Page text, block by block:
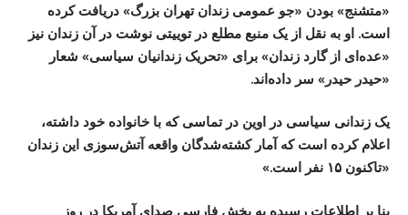
«متشنج» بودن «جو عمومی زندان تهران بزرگ» دریافت کرده
است. او به نقل از یک منبع مطلع در توییتی نوشت در آن زندان نیز
«عده‌ای از گارد زندان» برای «تحریک زندانیان سیاسی» شعار
«حیدر حیدر» سر داده‌اند.
یک زندانی سیاسی در اوین در تماسی که با خانواده خود داشته،
اعلام کرده است که آمار کشته‌شدگان واقعه آتش‌سوزی این زندان
«تاکنون ۱۵ نفر است.»
بنا بر اطلاعات رسیده به بخش فارسی صدای آمریکا در روز